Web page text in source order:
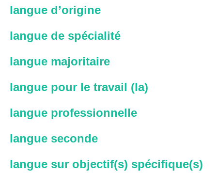
langue d’origine
langue de spécialité
langue majoritaire
langue pour le travail (la)
langue professionnelle
langue seconde
langue sur objectif(s) spécifique(s)